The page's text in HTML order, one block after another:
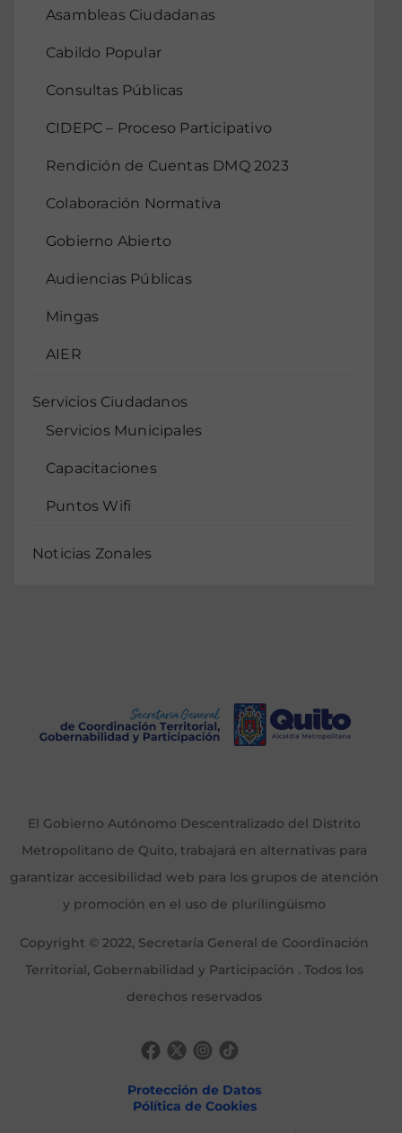
Asambleas Ciudadanas
Cabildo Popular
Consultas Públicas
CIDEPC – Proceso Participativo
Rendición de Cuentas DMQ 2023
Colaboración Normativa
Gobierno Abierto
Audiencias Públicas
Mingas
AIER
Servicios Ciudadanos
Servicios Municipales
Capacitaciones
Puntos Wifi
Noticias Zonales
El Gobierno Autónomo Descentralizado del Distrito
Metropolitano de Quito, trabajará en alternativas para
garantizar accesibilidad web para los grupos de atención
y promoción en el uso de plurilingüismo
Copyright © 2022, Secretaría General de Coordinación
Territorial, Gobernabilidad y Participación . Todos los
derechos reservados
Protección de Datos
Pólítica de Cookies